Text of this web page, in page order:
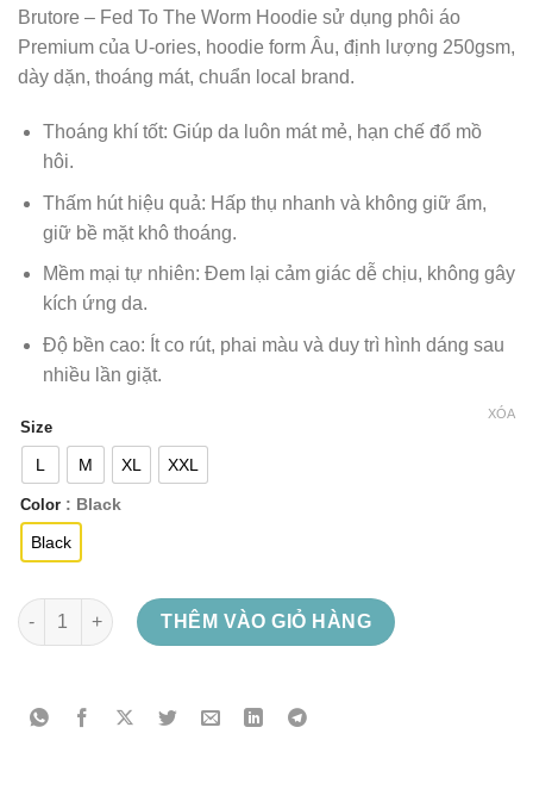
Brutore – Fed To The Worm Hoodie sử dụng phôi áo
Premium của U-ories, hoodie form Âu, định lượng 250gsm,
dày dặn, thoáng mát, chuẩn local brand.
Thoáng khí tốt: Giúp da luôn mát mẻ, hạn chế đổ mồ
hôi.
Thấm hút hiệu quả: Hấp thụ nhanh và không giữ ẩm,
giữ bề mặt khô thoáng.
Mềm mại tự nhiên: Đem lại cảm giác dễ chịu, không gây
kích ứng da.
Độ bền cao: Ít co rút, phai màu và duy trì hình dáng sau
nhiều lần giặt.
Size
L M XL XXL
Color : Black
Black
XÓA
Brutore – Fed To The Worm Hoodie số lượng
THÊM VÀO GIỎ HÀNG